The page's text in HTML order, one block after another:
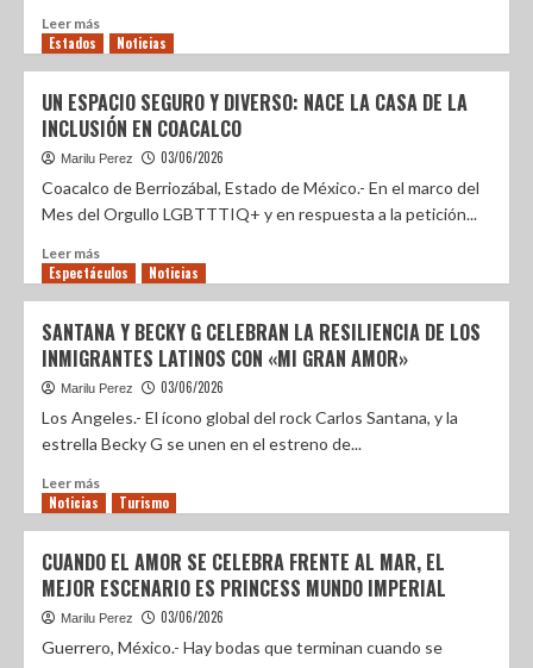
Leer más
Estados Noticias
UN ESPACIO SEGURO Y DIVERSO: NACE LA CASA DE LA
INCLUSIÓN EN COACALCO
Marilu Perez 03/06/2026
Coacalco de Berriozábal, Estado de México.- En el marco del
Mes del Orgullo LGBTTTIQ+ y en respuesta a la petición...
Leer más
Espectáculos Noticias
SANTANA Y BECKY G CELEBRAN LA RESILIENCIA DE LOS
INMIGRANTES LATINOS CON «MI GRAN AMOR»
Marilu Perez 03/06/2026
Los Angeles.- El ícono global del rock Carlos Santana, y la
estrella Becky G se unen en el estreno de...
Leer más
Noticias Turismo
CUANDO EL AMOR SE CELEBRA FRENTE AL MAR, EL
MEJOR ESCENARIO ES PRINCESS MUNDO IMPERIAL
Marilu Perez 03/06/2026
Guerrero, México.- Hay bodas que terminan cuando se